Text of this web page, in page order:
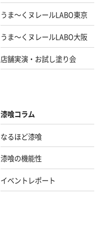
うま～くヌレールLABO東京
うま～くヌレールLABO大阪
店舗実演・お試し塗り会
漆喰コラム
なるほど漆喰
漆喰の機能性
イベントレポート